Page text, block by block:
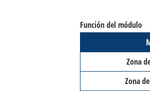
Función del módulo
Zona
Zona